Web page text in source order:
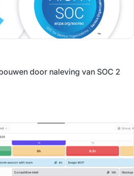
door naleving van SOC 2